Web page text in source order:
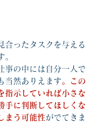
合ったタスクを与える
。
事の中には自分一人で
当然ありえます。この
指示していれば小さな
手に判断してほしくな
まう可能性がでてきま